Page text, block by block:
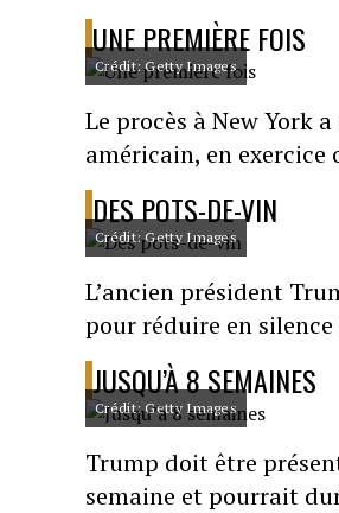
UNE PREMIÈRE FOIS
Crédit: Getty Images
Le procès à New York
américain, en
DES POTS-DE-VIN
Crédit: Getty Images
L’ancien président
pour réduire en
JUSQU’À 8 SEMAINES
Crédit: Getty Images
Trump doit être
semaine et pourrait